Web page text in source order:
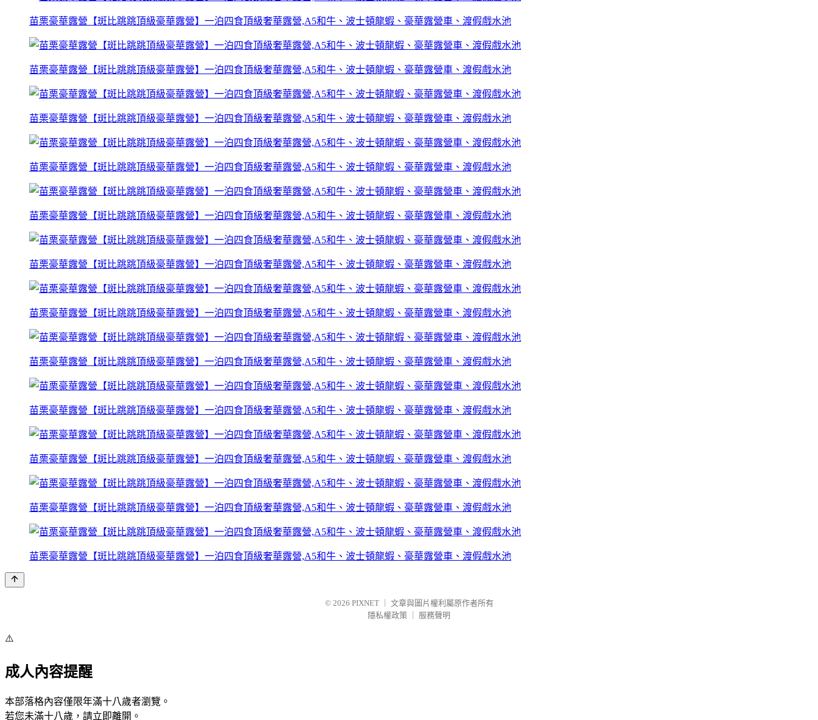
苗栗豪華露營【斑比跳跳頂級豪華露營】一泊四食頂級奢華露營,A5和牛、波士頓龍蝦、豪華露營車、渡假戲水池
苗栗豪華露營【斑比跳跳頂級豪華露營】一泊四食頂級奢華露營,A5和牛、波士頓龍蝦、豪華露營車、渡假戲水池
苗栗豪華露營【斑比跳跳頂級豪華露營】一泊四食頂級奢華露營,A5和牛、波士頓龍蝦、豪華露營車、渡假戲水池
苗栗豪華露營【斑比跳跳頂級豪華露營】一泊四食頂級奢華露營,A5和牛、波士頓龍蝦、豪華露營車、渡假戲水池
苗栗豪華露營【斑比跳跳頂級豪華露營】一泊四食頂級奢華露營,A5和牛、波士頓龍蝦、豪華露營車、渡假戲水池
苗栗豪華露營【斑比跳跳頂級豪華露營】一泊四食頂級奢華露營,A5和牛、波士頓龍蝦、豪華露營車、渡假戲水池
苗栗豪華露營【斑比跳跳頂級豪華露營】一泊四食頂級奢華露營,A5和牛、波士頓龍蝦、豪華露營車、渡假戲水池
苗栗豪華露營【斑比跳跳頂級豪華露營】一泊四食頂級奢華露營,A5和牛、波士頓龍蝦、豪華露營車、渡假戲水池
苗栗豪華露營【斑比跳跳頂級豪華露營】一泊四食頂級奢華露營,A5和牛、波士頓龍蝦、豪華露營車、渡假戲水池
苗栗豪華露營【斑比跳跳頂級豪華露營】一泊四食頂級奢華露營,A5和牛、波士頓龍蝦、豪華露營車、渡假戲水池
苗栗豪華露營【斑比跳跳頂級豪華露營】一泊四食頂級奢華露營,A5和牛、波士頓龍蝦、豪華露營車、渡假戲水池
苗栗豪華露營【斑比跳跳頂級豪華露營】一泊四食頂級奢華露營,A5和牛、波士頓龍蝦、豪華露營車、渡假戲水池
© 2026 PIXNET
文章與圖片權利屬原作者所有
隱私權政策
服務聲明
⚠️
成人內容提醒
本部落格內容僅限年滿十八歲者瀏覽。
若您未滿十八歲，請立即離開。